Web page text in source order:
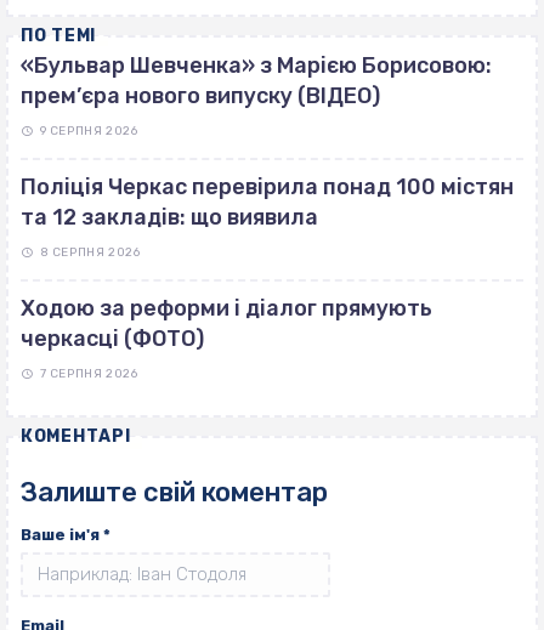
ПО ТЕМІ
«Бульвар Шевченка» з Марією Борисовою:
прем’єра нового випуску (ВІДЕО)
9 СЕРПНЯ 2026
Поліція Черкас перевірила понад 100 містян
та 12 закладів: що виявила
8 СЕРПНЯ 2026
Ходою за реформи і діалог прямують
черкасці (ФОТО)
7 СЕРПНЯ 2026
КОМЕНТАРІ
Залиште свій коментар
Ваше ім'я *
Email